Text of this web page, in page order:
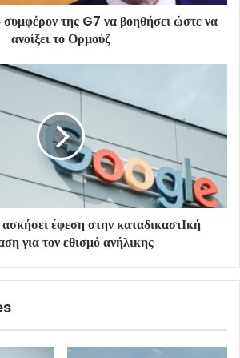
της G7 να βοηθήσει ώστε να
ανοίξει το Ορμούζ
έφεση στην καταδικαστΙκή
για τον εθισμό ανήλικης